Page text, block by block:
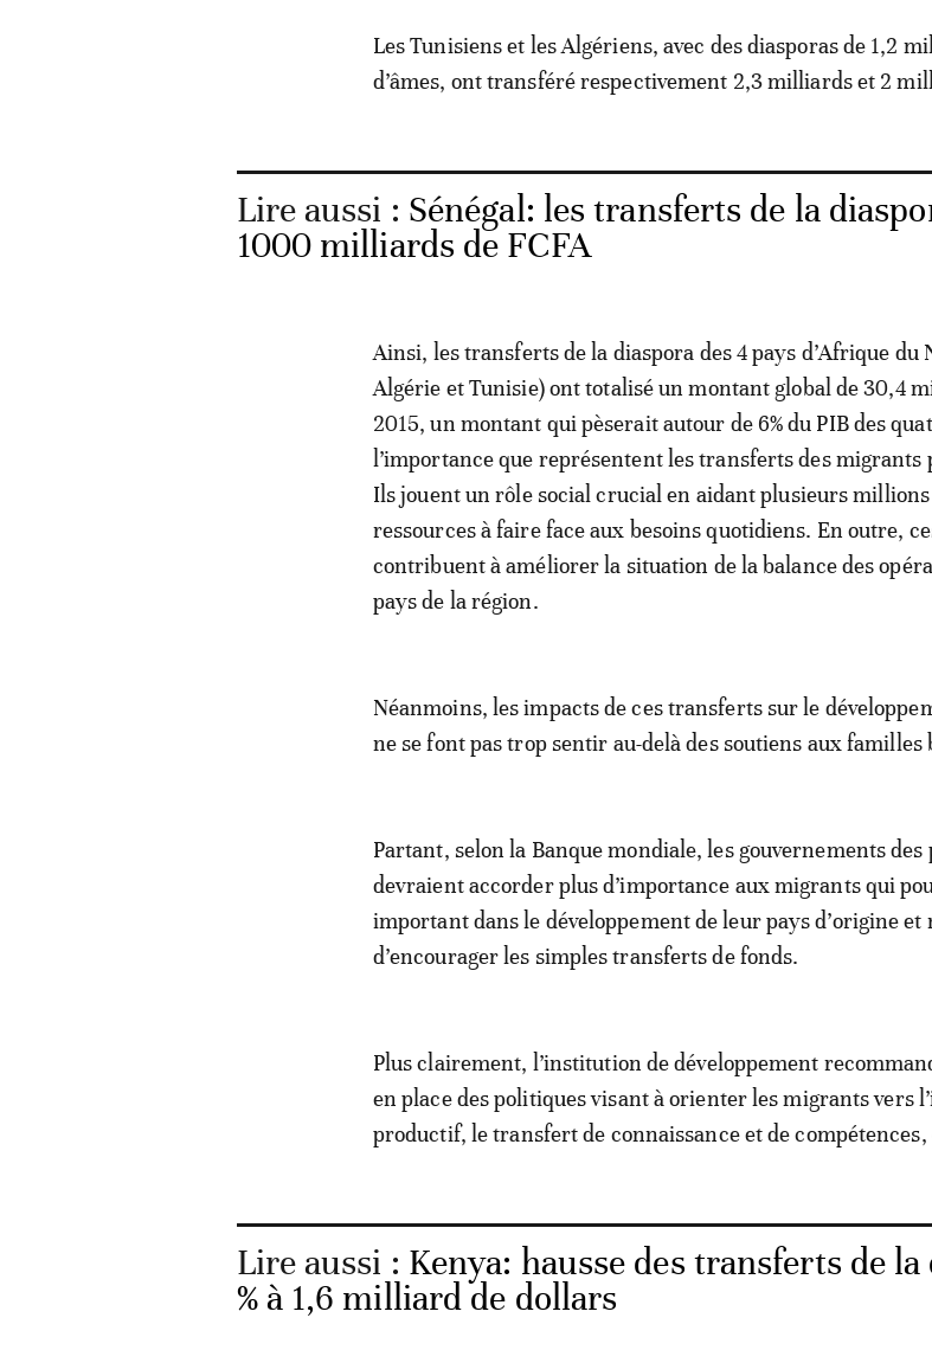
Les Tunisiens et les Algériens, avec des diasporas de 1,2
d’âmes, ont transféré respectivement 2,3 milliards et 2
Lire aussi : Sénégal: les transferts de la
1000 milliards de FCFA
Ainsi, les transferts de la diaspora des 4 pays d’Afrique du
Algérie et Tunisie) ont totalisé un montant global de 30,4
2015, un montant qui pèserait autour de 6% du PIB des
l’importance que représentent les transferts des migrants
Ils jouent un rôle social crucial en aidant plusieurs
ressources à faire face aux besoins quotidiens. En outre,
contribuent à améliorer la situation de la balance des
pays de la région.
Néanmoins, les impacts de ces transferts sur le
ne se font pas trop sentir au-delà des soutiens aux
Partant, selon la Banque mondiale, les gouvernements des
devraient accorder plus d’importance aux migrants qui
important dans le développement de leur pays d’origine et
d’encourager les simples transferts de fonds.
Plus clairement, l’institution de développement
en place des politiques visant à orienter les migrants vers
productif, le transfert de connaissance et de compétences,
Lire aussi : Kenya: hausse des transferts de la
% à 1,6 milliard de dollars